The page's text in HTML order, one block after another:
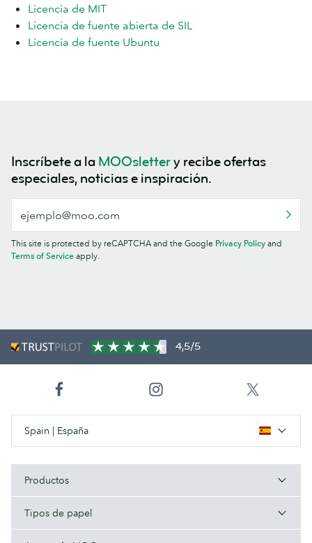
Licencia de MIT
Licencia de fuente abierta de SIL
Licencia de fuente Ubuntu
Inscríbete a la MOOslettery recibe ofertas
especiales, noticias e inspiración.
This site is protected by reCAPTCHA and the Google Privacy Policy and
Terms of Service apply.
4,5/5
Spain | España
Productos
Tipos de papel